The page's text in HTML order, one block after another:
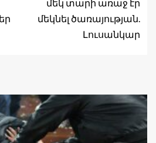
մեկ տարի առաջ էր
մեկնել ծառայության.
Լուսանկար